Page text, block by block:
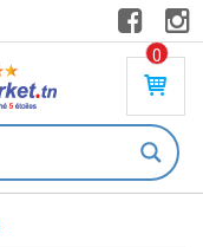
0
PR
DU
IT(
S)